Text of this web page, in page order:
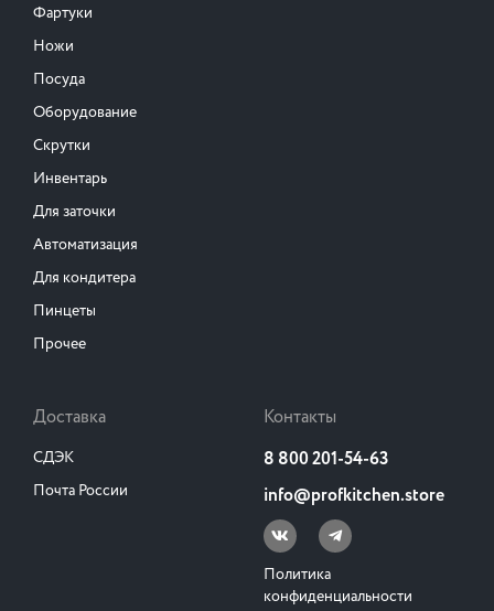
Фартуки
Ножи
Посуда
Оборудование
Скрутки
Инвентарь
Для заточки
Автоматизация
Для кондитера
Пинцеты
Прочее
Доставка
СДЭК
Почта России
Контакты
8 800 201-54-63
info@profkitchen.store
Политика
конфиденциальности